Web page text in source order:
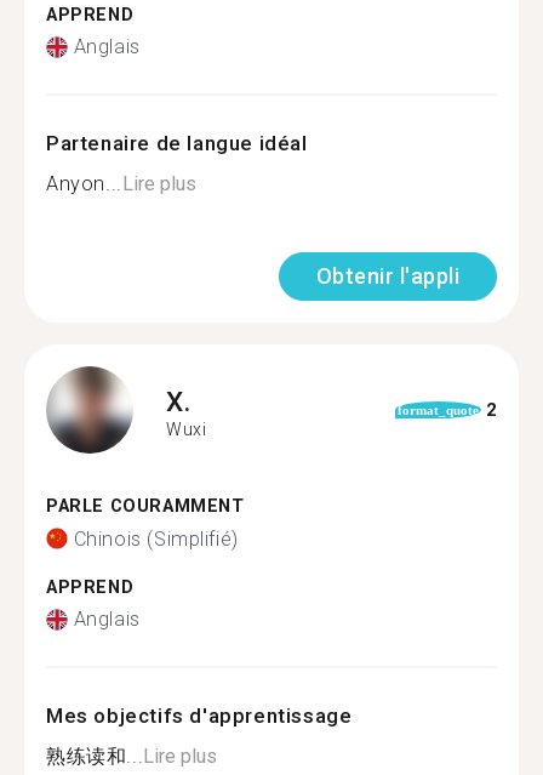
APPREND
Anglais
Partenaire de langue idéal
Anyon...Lire plus
Obtenir l'appli
X.
Wuxi
format_quote 2
PARLE COURAMMENT
Chinois (Simplifié)
APPREND
Anglais
Mes objectifs d'apprentissage
熟练读和...Lire plus